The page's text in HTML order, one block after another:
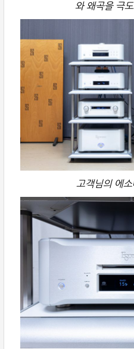
와 왜곡을 극
고객님의 에